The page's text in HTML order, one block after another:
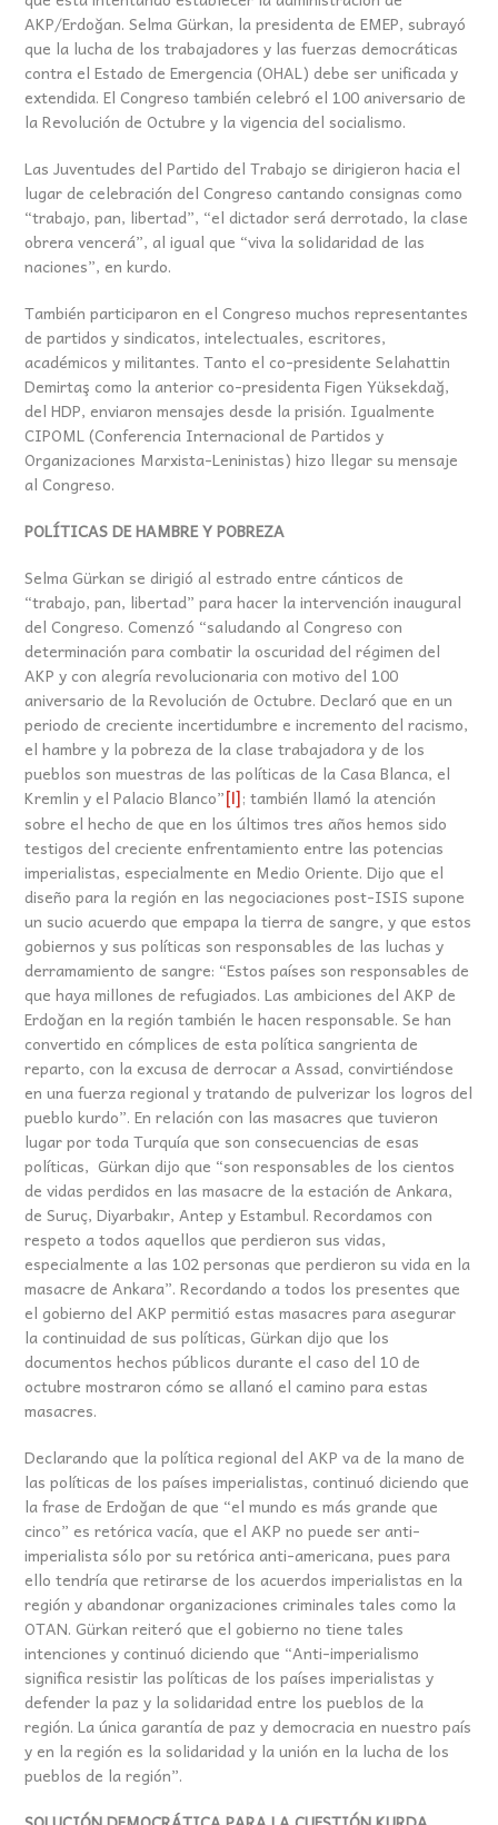
AKP/Erdoğan. Selma Gürkan, la presidenta de EMEP, subrayó
que la lucha de los trabajadores y las fuerzas democráticas
contra el Estado de Emergencia (OHAL) debe ser unificada y
extendida. El Congreso también celebró el 100 aniversario de
la Revolución de Octubre y la vigencia del socialismo.
Las Juventudes del Partido del Trabajo se dirigieron hacia el
lugar de celebración del Congreso cantando consignas como
“trabajo, pan, libertad”, “el dictador será derrotado, la clase
obrera vencerá”, al igual que “viva la solidaridad de las
naciones”, en kurdo.
También participaron en el Congreso muchos representantes
de partidos y sindicatos, intelectuales, escritores,
académicos y militantes. Tanto el co-presidente Selahattin
Demirtaş como la anterior co-presidenta Figen Yüksekdağ,
del HDP, enviaron mensajes desde la prisión. Igualmente
CIPOML (Conferencia Internacional de Partidos y
Organizaciones Marxista-Leninistas) hizo llegar su mensaje
al Congreso.
POLÍTICAS DE HAMBRE Y POBREZA
Selma Gürkan se dirigió al estrado entre cánticos de
“trabajo, pan, libertad” para hacer la intervención inaugural
del Congreso. Comenzó “saludando al Congreso con
determinación para combatir la oscuridad del régimen del
AKP y con alegría revolucionaria con motivo del 100
aniversario de la Revolución de Octubre. Declaró que en un
periodo de creciente incertidumbre e incremento del racismo,
el hambre y la pobreza de la clase trabajadora y de los
pueblos son muestras de las políticas de la Casa Blanca, el
Kremlin y el Palacio Blanco”[1]; también llamó la atención
sobre el hecho de que en los últimos tres años hemos sido
testigos del creciente enfrentamiento entre las potencias
imperialistas, especialmente en Medio Oriente. Dijo que el
diseño para la región en las negociaciones post-ISIS supone
un sucio acuerdo que empapa la tierra de sangre, y que estos
gobiernos y sus políticas son responsables de las luchas y
derramamiento de sangre: “Estos países son responsables de
que haya millones de refugiados. Las ambiciones del AKP de
Erdoğan en la región también le hacen responsable. Se han
convertido en cómplices de esta política sangrienta de
reparto, con la excusa de derrocar a Assad, convirtiéndose
en una fuerza regional y tratando de pulverizar los logros del
pueblo kurdo”. En relación con las masacres que tuvieron
lugar por toda Turquía que son consecuencias de esas
políticas, Gürkan dijo que “son responsables de los cientos
de vidas perdidos en las masacre de la estación de Ankara,
de Suruç, Diyarbakır, Antep y Estambul. Recordamos con
respeto a todos aquellos que perdieron sus vidas,
especialmente a las 102 personas que perdieron su vida en la
masacre de Ankara”. Recordando a todos los presentes que
el gobierno del AKP permitió estas masacres para asegurar
la continuidad de sus políticas, Gürkan dijo que los
documentos hechos públicos durante el caso del 10 de
octubre mostraron cómo se allanó el camino para estas
masacres.
Declarando que la política regional del AKP va de la mano de
las políticas de los países imperialistas, continuó diciendo que
la frase de Erdoğan de que “el mundo es más grande que
cinco” es retórica vacía, que el AKP no puede ser anti-
imperialista sólo por su retórica anti-americana, pues para
ello tendría que retirarse de los acuerdos imperialistas en la
región y abandonar organizaciones criminales tales como la
OTAN. Gürkan reiteró que el gobierno no tiene tales
intenciones y continuó diciendo que “Anti-imperialismo
significa resistir las políticas de los países imperialistas y
defender la paz y la solidaridad entre los pueblos de la
región. La única garantía de paz y democracia en nuestro país
y en la región es la solidaridad y la unión en la lucha de los
pueblos de la región”.